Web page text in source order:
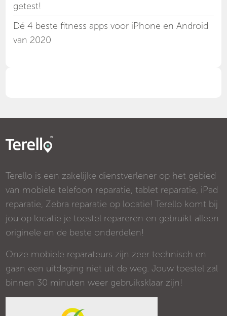
getest!
Dé 4 beste fitness apps voor iPhone en Android
van 2020
Terello is een zakelijke dienstverlener op het gebied
van mobiele telefoon reparatie, tablet reparatie, iPad
reparatie, Zebra reparatie op locatie! Terello komt bij
jou op locatie je toestel repareren en gebruikt alleen
originele en de beste onderdelen!
Onze mobiele reparateurs zijn zeer technisch en
gaan een uitdaging niet uit de weg. Jouw toestel zal
binnen 30 minuten weer gebruiksklaar zijn!